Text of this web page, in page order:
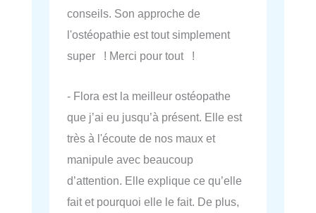
conseils. Son approche de
l'ostéopathie est tout simplement
super ! Merci pour tout !
- Flora est la meilleur ostéopathe
que j’ai eu jusqu’à présent. Elle est
très à l'écoute de nos maux et
manipule avec beaucoup
d’attention. Elle explique ce qu’elle
fait et pourquoi elle le fait. De plus,